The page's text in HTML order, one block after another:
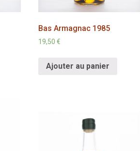
Bas Armagnac 1985
19,50€
Ajouter au panier